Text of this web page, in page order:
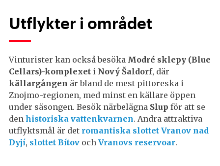
Utflykter i området
Vinturister kan också besöka Modré sklepy (Blue
Cellars)-komplexet i Nový Šaldorf, där
källargången är bland de mest pittoreska i
Znojmo-regionen, med minst en källare öppen
under säsongen. Besök närbelägna Slup för att se
den historiska vattenkvarnen. Andra attraktiva
utflyktsmål är det romantiska slottet Vranov nad
Dyjí, slottet Bítov och Vranovs reservoar.